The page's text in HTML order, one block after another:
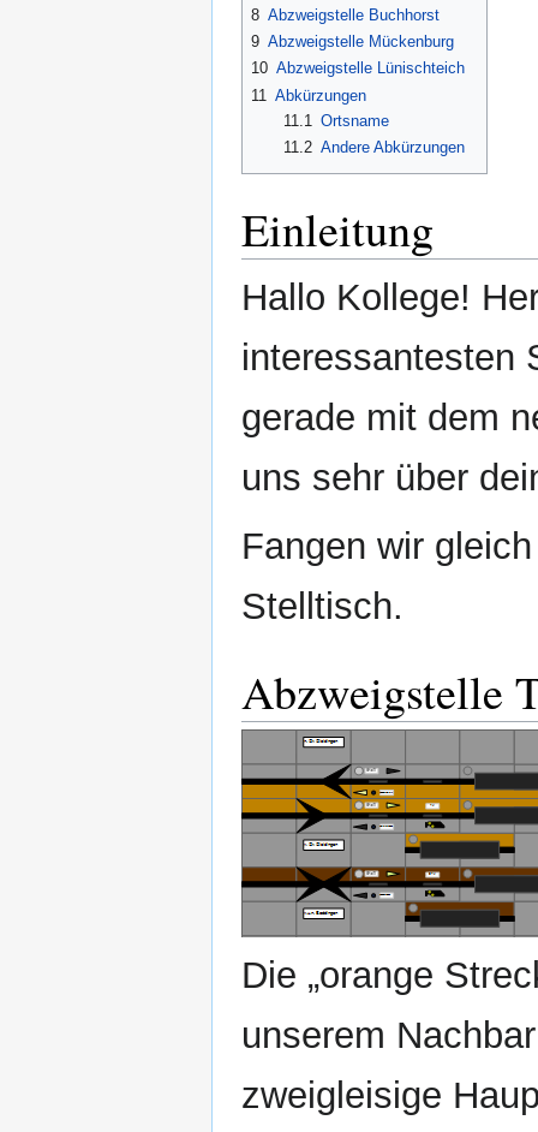
8 Abzweigstelle Buchhorst
9 Abzweigstelle Mückenburg
10 Abzweigstelle Lünischteich
11 Abkürzungen
11.1 Ortsname
11.2 Andere Abkürzungen
Einleitung
Hallo Kollege!
interessantesten
gerade mit dem
uns sehr über
Fangen wir
Stelltisch.
Abzweigstelle
Die „orange
unserem
zweigleisige